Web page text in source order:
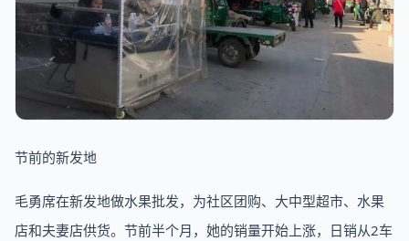
节前的新发地
毛勇席在新发地做水果批发，为社区团购、大中型超市、水果
店和夫妻店供货。节前半个月，她的销量开始上涨，日销从2车